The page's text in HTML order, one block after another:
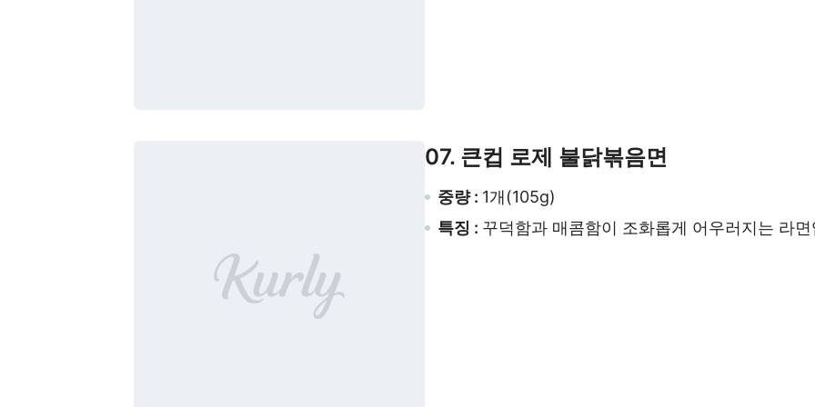
07. 큰컵 로제 불닭볶음면
중량 : 1개(105g)
특징 : 꾸덕함과 매콤함이 조화롭게 어우러지는 라